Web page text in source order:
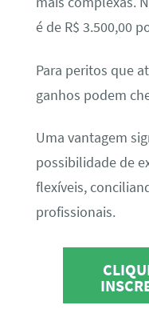
é de R$ 3.500,00
Para peritos que
ganhos podem
Uma vantagem
possibilidade de
flexíveis,
profissionais.